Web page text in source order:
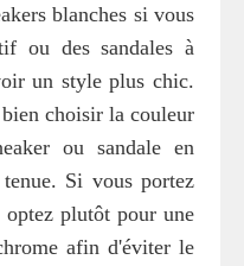
blanches si vous
ou des sandales à
un style plus chic.
choisir la couleur
ou sandale en
Si vous portez
plutôt pour une
afin d'éviter le